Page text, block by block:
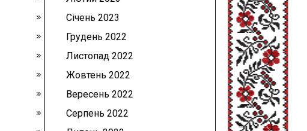
Січень 2023
Грудень 2022
Листопад 2022
Жовтень 2022
Вересень 2022
Серпень 2022